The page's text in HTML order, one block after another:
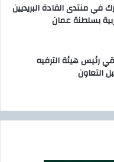
في منتدى القادة البريديين
بسلطنة عمان
رئيس هيئة الترفيه
التعاون